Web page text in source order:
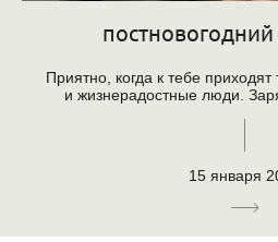
Приятно, когда к тебе
и жизнерадостные люди.
15 января